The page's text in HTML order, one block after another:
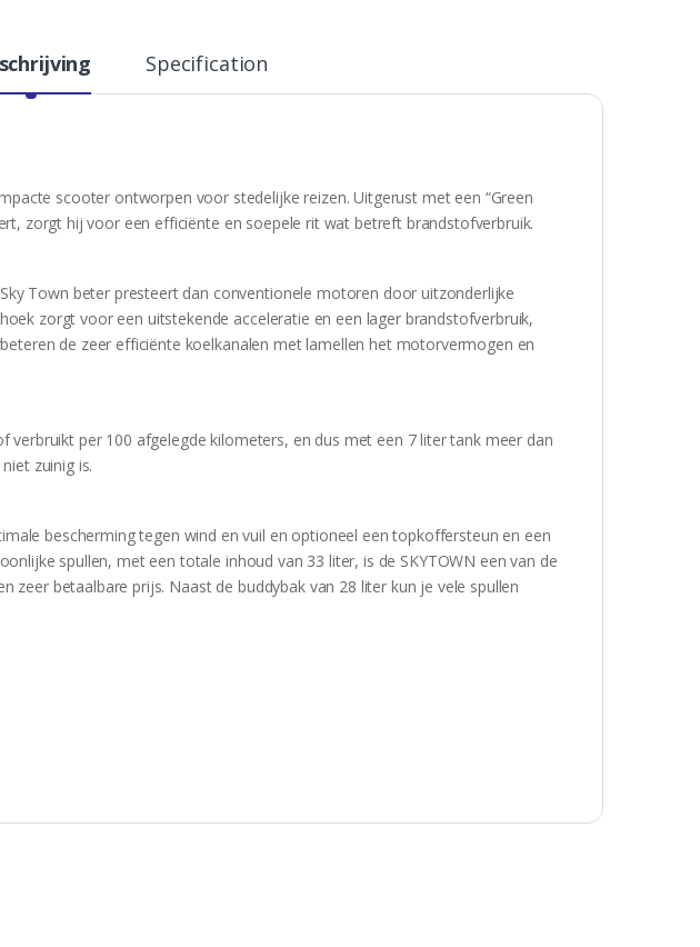
Specification
scooter ontworpen voor stedelijke reizen. Uitgerust met een “Green
zorgt hij voor een efficiënte en soepele rit wat betreft brandstofverbruik.
Town beter presteert dan conventionele motoren door uitzonderlijke
zorgt voor een uitstekende acceleratie en een lager brandstofverbruik,
de zeer efficiënte koelkanalen met lamellen het motorvermogen en
verbruikt per 100 afgelegde kilometers, en dus met een 7 liter tank meer dan
zuinig is.
bescherming tegen wind en vuil en optioneel een topkoffersteun en een
spullen, met een totale inhoud van 33 liter, is de SKYTOWN een van de
zeer betaalbare prijs. Naast de buddybak van 28 liter kun je vele spullen